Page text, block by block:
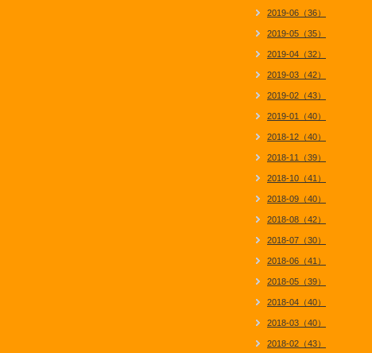
2019-06（36）
2019-05（35）
2019-04（32）
2019-03（42）
2019-02（43）
2019-01（40）
2018-12（40）
2018-11（39）
2018-10（41）
2018-09（40）
2018-08（42）
2018-07（30）
2018-06（41）
2018-05（39）
2018-04（40）
2018-03（40）
2018-02（43）